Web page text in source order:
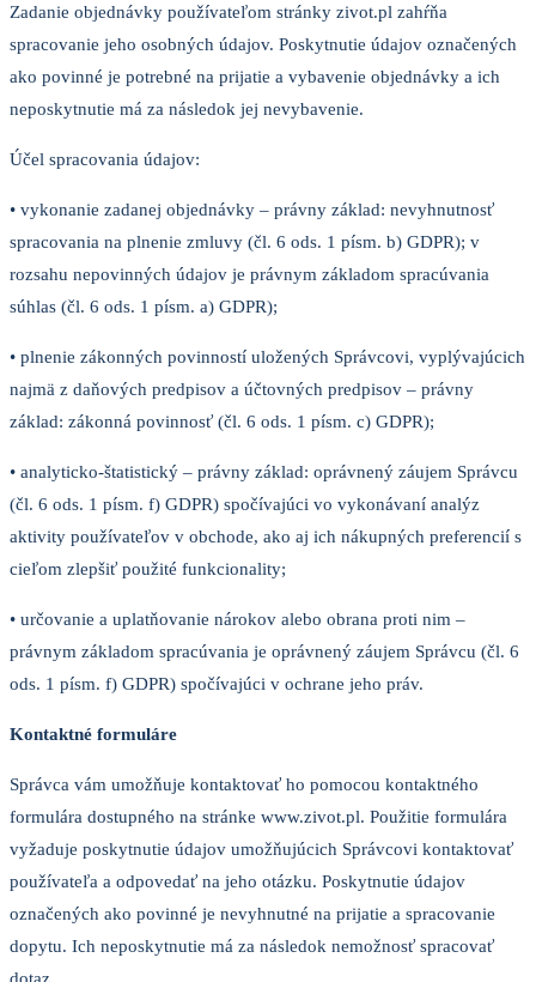
Zadanie objednávky používateľom stránky zivot.pl zahŕňa
spracovanie jeho osobných údajov. Poskytnutie údajov označených
ako povinné je potrebné na prijatie a vybavenie objednávky a ich
neposkytnutie má za následok jej nevybavenie.
Účel spracovania údajov:
• vykonanie zadanej objednávky – právny základ: nevyhnutnosť
spracovania na plnenie zmluvy (čl. 6 ods. 1 písm. b) GDPR); v
rozsahu nepovinných údajov je právnym základom spracúvania
súhlas (čl. 6 ods. 1 písm. a) GDPR);
• plnenie zákonných povinností uložených Správcovi, vyplývajúcich
najmä z daňových predpisov a účtovných predpisov – právny
základ: zákonná povinnosť (čl. 6 ods. 1 písm. c) GDPR);
• analyticko-štatistický – právny základ: oprávnený záujem Správcu
(čl. 6 ods. 1 písm. f) GDPR) spočívajúci vo vykonávaní analýz
aktivity používateľov v obchode, ako aj ich nákupných preferencií s
cieľom zlepšiť použité funkcionality;
• určovanie a uplatňovanie nárokov alebo obrana proti nim –
právnym základom spracúvania je oprávnený záujem Správcu (čl. 6
ods. 1 písm. f) GDPR) spočívajúci v ochrane jeho práv.
Kontaktné formuláre
Správca vám umožňuje kontaktovať ho pomocou kontaktného
formulára dostupného na stránke www.zivot.pl. Použitie formulára
vyžaduje poskytnutie údajov umožňujúcich Správcovi kontaktovať
používateľa a odpovedať na jeho otázku. Poskytnutie údajov
označených ako povinné je nevyhnutné na prijatie a spracovanie
dopytu. Ich neposkytnutie má za následok nemožnosť spracovať